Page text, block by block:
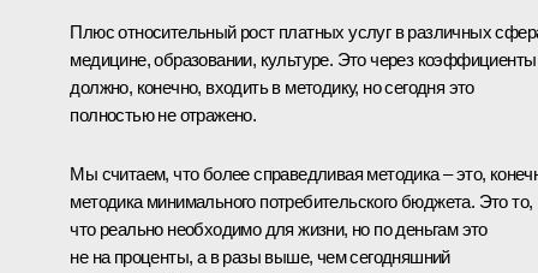
Плюс относительный рост платных услуг в различных
медицине, образовании, культуре. Это через коэффициенты
должно, конечно, входить в методику, но сегодня это
полностью не отражено.
Мы считаем, что более справедливая методика – это,
методика минимального потребительского бюджета. Это то,
что реально необходимо для жизни, но по деньгам это
не на проценты, а в разы выше, чем сегодняшний